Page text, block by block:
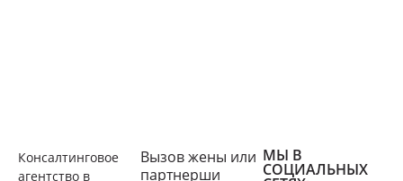
Консалтинговое
агентство в
Вызов жены или
партнерши
МЫ В
СОЦИАЛЬНЫХ